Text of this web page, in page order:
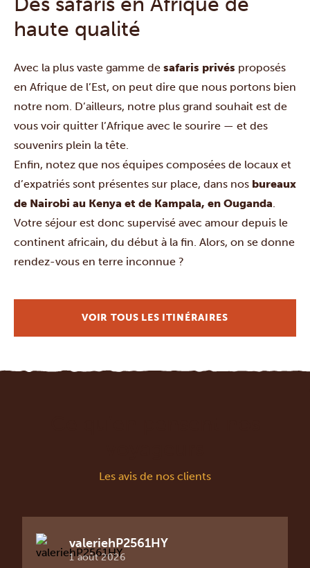
haute qualité
Avec la plus vaste gamme de safaris privés proposés
en Afrique de l’Est, on peut dire que nous portons bien
notre nom. D’ailleurs, notre plus grand souhait est de
vous voir quitter l’Afrique avec le sourire — et des
souvenirs plein la tête.
Enfin, notez que nos équipes composées de locaux et
d’expatriés sont présentes sur place, dans nos bureaux
de Nairobi au Kenya et de Kampala, en Ouganda.
Votre séjour est donc supervisé avec amour depuis le
continent africain, du début à la fin. Alors, on se donne
rendez-vous en terre inconnue ?
VOIR TOUS LES ITINÉRAIRES
Les avis de nos clients
valeriehP2561HY
1 août 2026